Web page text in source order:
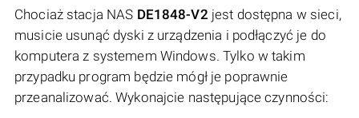
Chociaż stacja NAS DE1848-V2 jest dostępna w sieci,
musicie usunąć dyski z urządzenia i podłączyć je do
komputera z systemem Windows. Tylko w takim
przypadku program będzie mógł je poprawnie
przeanalizować. Wykonajcie następujące czynności: